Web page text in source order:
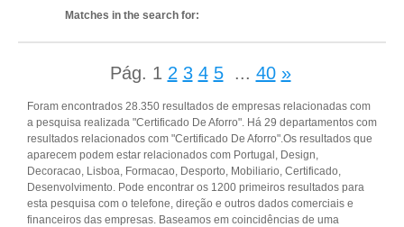
Matches in the search for:
Pág. 1 2 3 4 5 ... 40 »
Foram encontrados 28.350 resultados de empresas relacionadas com
a pesquisa realizada "Certificado De Aforro". Há 29 departamentos com
resultados relacionados com "Certificado De Aforro".Os resultados que
aparecem podem estar relacionados com Portugal, Design,
Decoracao, Lisboa, Formacao, Desporto, Mobiliario, Certificado,
Desenvolvimento. Pode encontrar os 1200 primeiros resultados para
esta pesquisa com o telefone, direção e outros dados comerciais e
financeiros das empresas. Baseamos em coincidências de uma